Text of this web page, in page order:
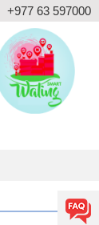
+977 63 597000